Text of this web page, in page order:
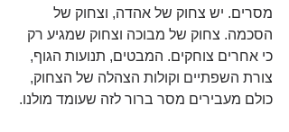
מסרים. יש צחוק של אהדה, וצחוק של
הסכמה. צחוק של מבוכה וצחוק שמגיע רק
כי אחרים צוחקים. המבטים, תנועות הגוף,
צורת השפתיים וקולות הצהלה של הצחוק,
כולם מעבירים מסר ברור לזה שעומד מולנו.